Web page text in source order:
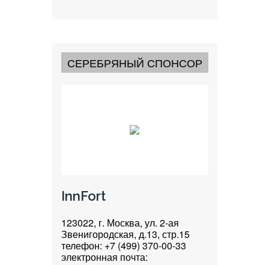
СЕРЕБРЯНЫЙ СПОНСОР
InnFort
123022, г. Москва, ул. 2-ая
Звенигородская, д.13, стр.15
телефон: +7 (499) 370-00-33
электронная почта: